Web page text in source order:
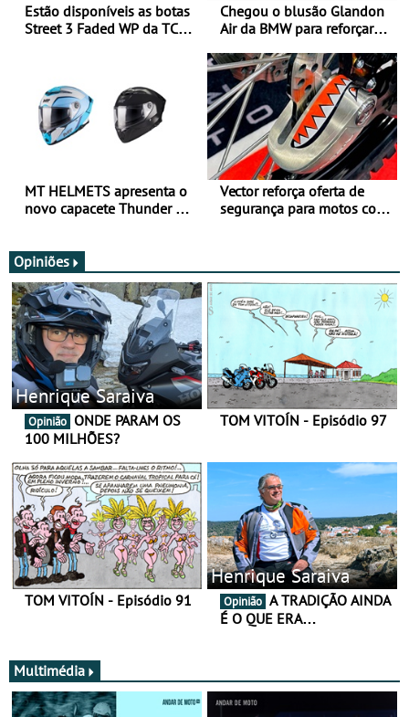
Estão disponíveis as botas
Street 3 Faded WP da TCX
Chegou o blusão Glandon
Air da BMW para reforçar
verão
MT HELMETS apresenta o
novo capacete Thunder 4 R
Vector reforça oferta de
segurança para motos com
Opiniões
Henrique Saraiva
Opinião
100 MILHÕES?
TOM VITOÍN - Episódio 97
TOM VITOÍN - Episódio 91
Henrique Saraiva
Opinião
É O QUE ERA…
Multimédia